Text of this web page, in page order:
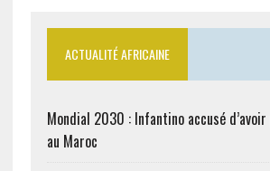
ACTUALITÉ AFRICAINE
Mondial 2030 : Infantino accusé
au Maroc